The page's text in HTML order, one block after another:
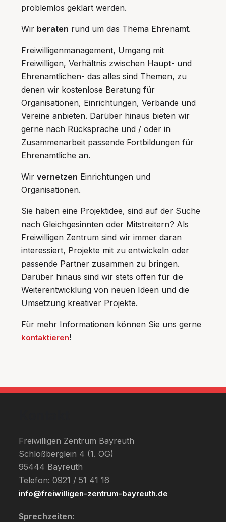
problemlos geklärt werden.
Wir beraten rund um das Thema Ehrenamt.
Freiwilligenmanagement, Umgang mit
Freiwilligen, Verhältnis zwischen Haupt- und
Ehrenamtlichen- das alles sind Themen, zu
denen wir kostenlose Beratung für
Organisationen, Einrichtungen, Verbände und
Vereine anbieten. Darüber hinaus bieten wir
gerne nach Rücksprache und / oder in
Zusammenarbeit passende Fortbildungen für
Ehrenamtliche an.
Wirvernetzen Einrichtungen und
Organisationen.
Sie haben eine Projektidee, sind auf der Suche
nach Gleichgesinnten oder Mitstreitern? Als
Freiwilligen Zentrum sind wir immer daran
interessiert, Projekte mit zu entwickeln oder
passende Partner zusammen zu bringen.
Darüber hinaus sind wir stets offen für die
Weiterentwicklung von neuen Ideen und die
Umsetzung kreativer Projekte.
Für mehr Informationen können Sie uns gerne
kontaktieren!
Freiwilligen Zentrum Bayreuth
Schloßberglein 4 (1. OG)
95444 Bayreuth
Telefon: 0921 / 51 41 16
info@freiwilligen-zentrum-bayreuth.de
Sprechzeiten: